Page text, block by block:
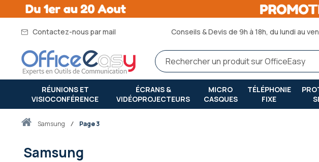
Contactez-nous par mail Conseils & Devis de 9h à 18h, du lundi au
RÉUNIONS ET
VISIOCONFÉRENCE
ÉCRANS &
VIDÉOPROJECTEURS
MICRO
CASQUES
TÉLÉPHONIE
FIXE
Accueilsamsung Page 3
Samsung